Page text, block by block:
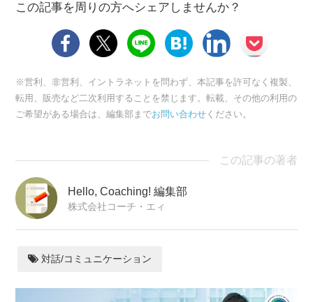
この記事を周りの方へシェアしませんか？
※営利、非営利、イントラネットを問わず、本記事を許可なく複製、
転用、販売など二次利用することを禁じます。転載、その他の利用の
ご希望がある場合は、編集部までお問い合わせ ください。
この記事の著者
Hello, Coaching! 編集部
株式会社コーチ・エィ
対話/コミュニケーション